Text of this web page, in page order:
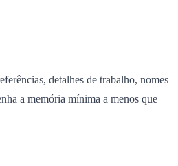
detalhes de trabalho, nomes
a memória mínima a menos que